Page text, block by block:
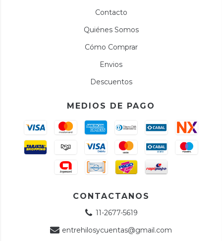
Contacto
Quiénes Somos
Cómo Comprar
Envios
Descuentos
MEDIOS DE PAGO
CONTACTANOS
11-2677-5619
entrehilosycuentas@gmail.com